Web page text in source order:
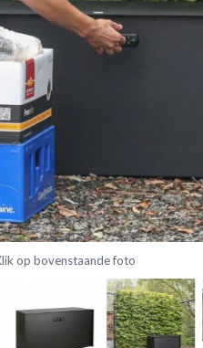
op bovenstaande foto